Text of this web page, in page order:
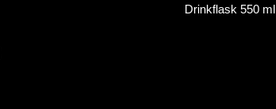
Drinkflask 550 ml